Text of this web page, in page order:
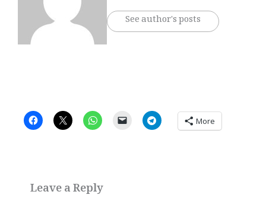
See author's posts
More
Leave a Reply